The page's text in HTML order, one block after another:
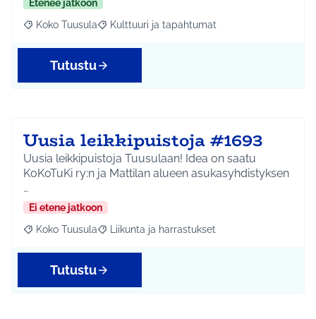
Etenee jatkoon
Rajaa tulokset aihepiirin mukaan: Koko Tuusula
Koko Tuusula Rajaa tulokset teeman mukaan: Kulttuuri ja
Kulttuuri ja tapahtumat
Tutustu
Uusia leikkipuistoja #1693
Uusia leikkipuistoja Tuusulaan! Idea on saatu
KoKoTuKi ry:n ja Mattilan alueen asukasyhdistyksen
…
Ei etene jatkoon
Rajaa tulokset aihepiirin mukaan: Koko Tuusula
Koko Tuusula Rajaa tulokset teeman mukaan: Liikunta ja
Liikunta ja harrastukset
Tutustu